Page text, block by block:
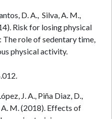
D. A., Silva, A. M.,
Risk for losing physical
The role of sedentary time,
physical activity.
J. A., Piña Diaz, D.,
M. (2018). Effects of